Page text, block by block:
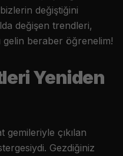
değiştiğini
değişen trendleri,
gelin beraber öğrenelim!
Yeniden
gemileriyle çıkılan
Gezdiğiniz